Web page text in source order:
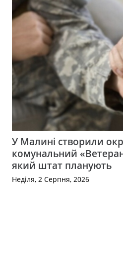
У Малині створили
комунальний
який штат планують
Неділя, 2 Серпня, 2026